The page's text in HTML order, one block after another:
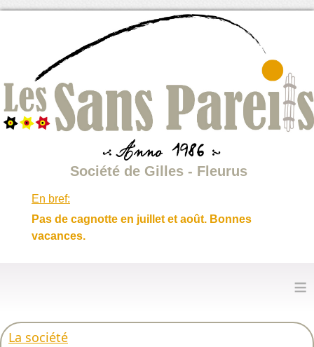
Société de Gilles - Fleurus
En bref:
Pas de cagnotte en juillet et août. Bonnes
vacances.
≡
La société